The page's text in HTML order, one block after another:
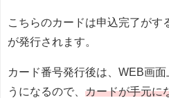
こちらのカードは申込完了が
が発行されます。
カード番号発行後は、WEB画
うになるので、 カードが手元に